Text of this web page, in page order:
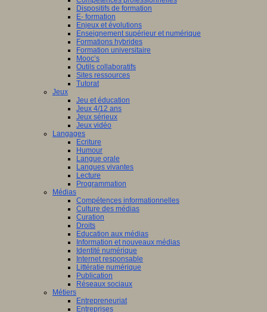
Dispositifs de formation
E- formation
Enjeux et évolutions
Enseignement supérieur et numérique
Formations hybrides
Formation universitaire
Mooc’s
Outils collaboratifs
Sites ressources
Tutorat
Jeux
Jeu et éducation
Jeux 4/12 ans
Jeux sérieux
Jeux vidéo
Langages
Ecriture
Humour
Langue orale
Langues vivantes
Lecture
Programmation
Médias
Compétences informationnelles
Culture des médias
Curation
Droits
Education aux médias
Information et nouveaux médias
Identité numérique
Internet responsable
Littératie numérique
Publication
Réseaux sociaux
Métiers
Entrepreneuriat
Entreprises